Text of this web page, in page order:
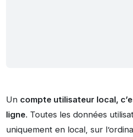
Un compte utilisateur local,
ligne. Toutes les données
uniquement en local, sur